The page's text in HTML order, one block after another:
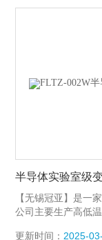
半导体实验室级
【无锡冠亚】是一
公司主要生产高低
更新时间： 2025-